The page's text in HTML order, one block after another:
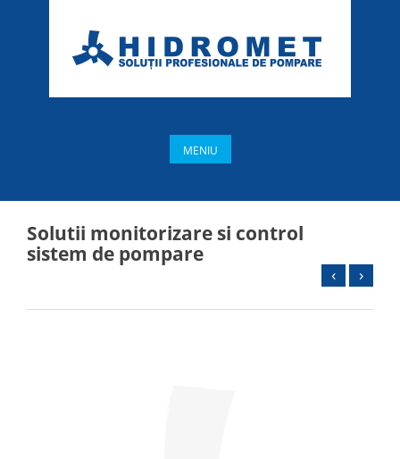
MENIU
Solutii monitorizare si control
sistem de pompare
‹ ›